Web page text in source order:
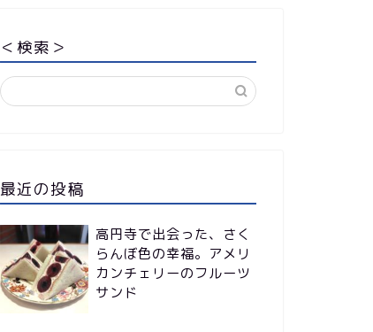
＜検索＞
最近の投稿
高円寺で出会った、さく
らんぼ色の幸福。アメリ
カンチェリーのフルーツ
サンド